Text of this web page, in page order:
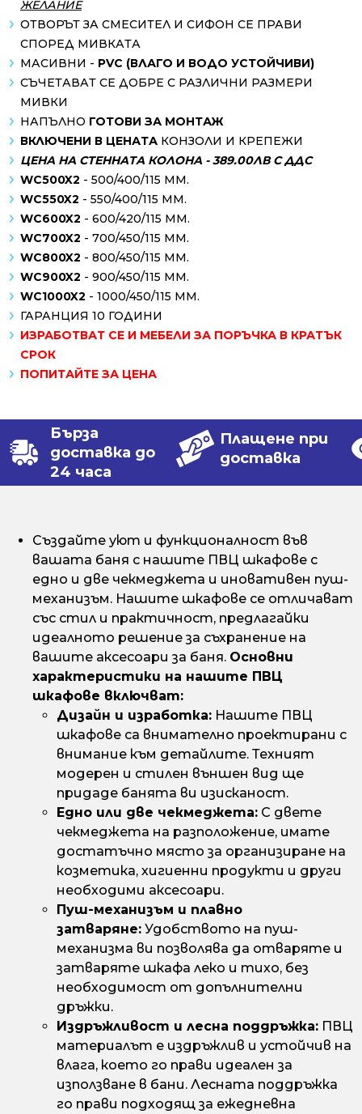
ЖЕЛАНИЕ
ОТВОРЪТ ЗА СМЕСИТЕЛ И СИФОН СЕ ПРАВИ
СПОРЕД МИВКАТА
МАСИВНИ - PVC (ВЛАГО И ВОДО УСТОЙЧИВИ)
СЪЧЕТАВАТ СЕ ДОБРЕ С РАЗЛИЧНИ РАЗМЕРИ
МИВКИ
НАПЪЛНО ГОТОВИ ЗА МОНТАЖ
ВКЛЮЧЕНИ В ЦЕНАТА КОНЗОЛИ И КРЕПЕЖИ
ЦЕНА НА СТЕННАТА КОЛОНА - 389.00ЛВ С ДДС
WC500X2 - 500/400/115 MM.
WC550X2 - 550/400/115 MM.
WC600X2 - 600/420/115 MM.
WC700X2 - 700/450/115 MM.
WC800X2 - 800/450/115 MM.
WC900X2 - 900/450/115 MM.
WC1000X2 - 1000/450/115 MM.
ГАРАНЦИЯ 10 ГОДИНИ
ИЗРАБОТВАТ СЕ И МЕБЕЛИ ЗА ПОРЪЧКА В КРАТЪК
СРОК
ПОПИТАЙТЕ ЗА ЦЕНА
Бърза
доставка до
24 часа
Плащене при
доставка
Създайте уют и функционалност във
вашата баня с нашите ПВЦ шкафове с
едно и две чекмеджета и иновативен пуш-
механизъм. Нашите шкафове се отличават
със стил и практичност, предлагайки
идеалното решение за съхранение на
вашите аксесоари за баня. Основни
характеристики на нашите ПВЦ
шкафове включват:
Дизайн и изработка: Нашите ПВЦ
шкафове са внимателно проектирани с
внимание към детайлите. Техният
модерен и стилен външен вид ще
придаде банята ви изисканост.
Едно или две чекмеджета: С двете
чекмеджета на разположение, имате
достатъчно място за организиране на
козметика, хигиенни продукти и други
необходими аксесоари.
Пуш-механизъм и плавно
затваряне: Удобството на пуш-
механизма ви позволява да отваряте и
затваряте шкафа леко и тихо, без
необходимост от допълнителни
дръжки.
Издръжливост и лесна поддръжка: ПВЦ
материалът е издръжлив и устойчив на
влага, което го прави идеален за
използване в бани. Лесната поддръжка
го прави подходящ за ежедневна